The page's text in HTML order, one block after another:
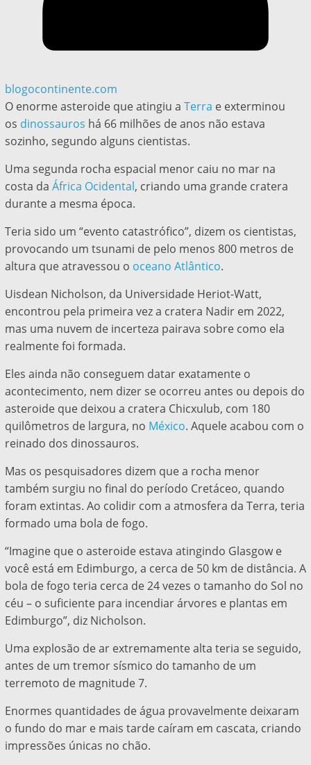
blogocontinente.com
O enorme asteroide que atingiu a Terra e exterminou
os dinossauros há 66 milhões de anos não estava
sozinho, segundo alguns cientistas.
Uma segunda rocha espacial menor caiu no mar na
costa da África Ocidental, criando uma grande cratera
durante a mesma época.
Teria sido um “evento catastrófico”, dizem os cientistas,
provocando um tsunami de pelo menos 800 metros de
altura que atravessou o oceano Atlântico.
Uisdean Nicholson, da Universidade Heriot-Watt,
encontrou pela primeira vez a cratera Nadir em 2022,
mas uma nuvem de incerteza pairava sobre como ela
realmente foi formada.
Eles ainda não conseguem datar exatamente o
acontecimento, nem dizer se ocorreu antes ou depois do
asteroide que deixou a cratera Chicxulub, com 180
quilômetros de largura, no México. Aquele acabou com o
reinado dos dinossauros.
Mas os pesquisadores dizem que a rocha menor
também surgiu no final do período Cretáceo, quando
foram extintas. Ao colidir com a atmosfera da Terra, teria
formado uma bola de fogo.
“Imagine que o asteroide estava atingindo Glasgow e
você está em Edimburgo, a cerca de 50 km de distância. A
bola de fogo teria cerca de 24 vezes o tamanho do Sol no
céu – o suficiente para incendiar árvores e plantas em
Edimburgo”, diz Nicholson.
Uma explosão de ar extremamente alta teria se seguido,
antes de um tremor sísmico do tamanho de um
terremoto de magnitude 7.
Enormes quantidades de água provavelmente deixaram
o fundo do mar e mais tarde caíram em cascata, criando
impressões únicas no chão.